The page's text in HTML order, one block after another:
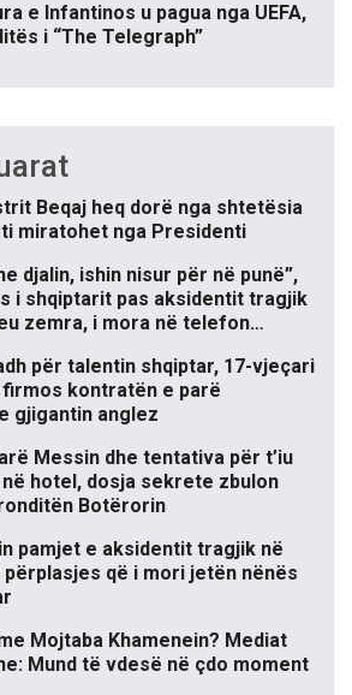
e Infantinos u pagua nga UEFA,
i “The Telegraph”
Beqaj heq dorë nga shtetësia
miratohet nga Presidenti
djalin, ishin nisur për në punë”,
i shqiptarit pas aksidentit tragjik
zemra, i mora në telefon…
për talentin shqiptar, 17-vjeçari
kontratën e parë
gjigantin anglez
Messin dhe tentativa për t’iu
hotel, dosja sekrete zbulon
Botërorin
pamjet e aksidentit tragjik në
përplasjes që i mori jetën nënës
Mojtaba Khamenein? Mediat
Mund të vdesë në çdo moment